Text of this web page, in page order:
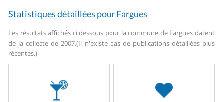
Statistiques détaillées pour Fargues
Les résultats affichés ci dessous pour la commune de Fargues datent
de la collecte de 2007.(Il n'existe pas de publications détaillées plus
récentes.)